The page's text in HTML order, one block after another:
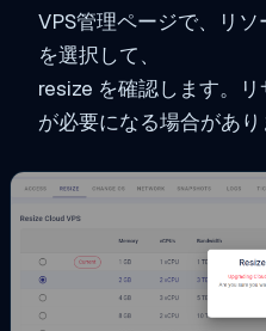
VPS管理ページで、リ
を選択して、
resize を確認します。
が必要になる場合があり